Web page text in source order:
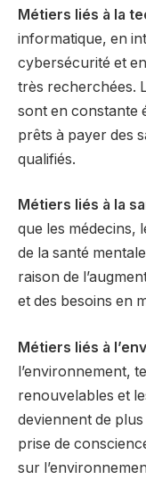
Métiers liés à la
informatique, en
cybersécurité et
très recherchées.
sont en constante
prêts à payer des
qualifiés.
Métiers liés à la
que les médecins,
de la santé
raison de
et des besoins en
Métiers liés à
l’environnement,
renouvelables et
deviennent de
prise de
sur